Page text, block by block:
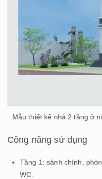
Mẫu thiết kế nhà 2 tầng ở
Công năng sử dụng
Tầng 1: sảnh chính,
WC.